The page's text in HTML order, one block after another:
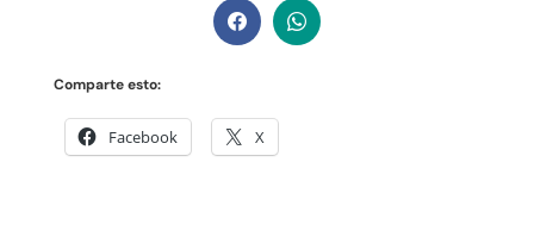
Comparte esto:
Facebook X